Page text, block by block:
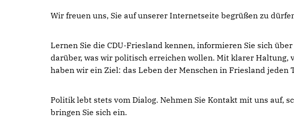
Wir freuen uns, Sie auf unserer Internetseite begrüßen zu
Lernen Sie die CDU-Friesland kennen, informieren Sie sich
darüber, was wir politisch erreichen wollen. Mit klarer Haltung,
haben wir ein Ziel: das Leben der Menschen in Friesland jeden
Politik lebt stets vom Dialog. Nehmen Sie Kontakt mit uns auf,
bringen Sie sich ein.